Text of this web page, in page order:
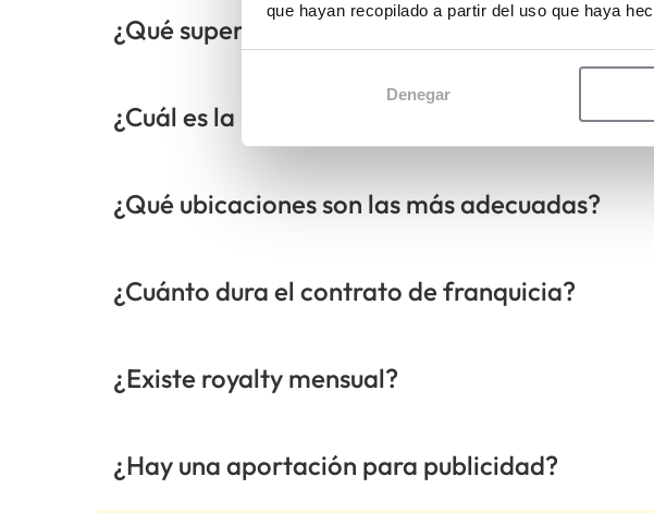
que hayan recopilado a partir del uso que haya
Denegar
¿Qué superficie mínima necesita un
¿Cuál es la población mínima recomendada?
¿Qué ubicaciones son las más adecuadas?
¿Cuánto dura el contrato de franquicia?
¿Existe royalty mensual?
¿Hay una aportación para publicidad?